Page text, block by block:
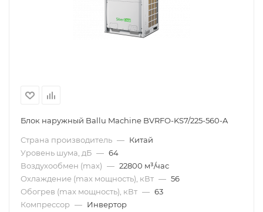
Блок наружный Ballu Machine BVRFO-KS7/225-560-A
Страна производитель — Китай
Уровень шума, дБ — 64
Воздухообмен (max) — 22800 м³/час
Охлаждение (max мощность), кВт — 56
Обогрев (max мощность), кВт — 63
Компрессор — Инвертор